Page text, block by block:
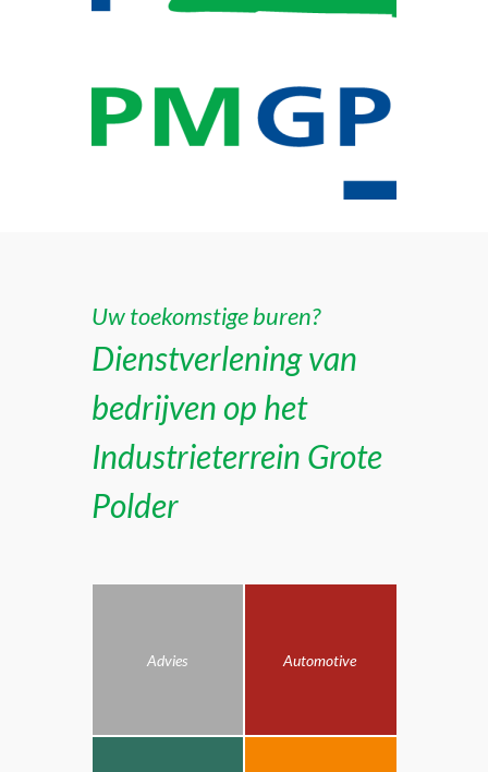
Uw toekomstige buren?
Dienstverlening van
bedrijven op het
Industrieterrein Grote
Polder
Advies Automotive